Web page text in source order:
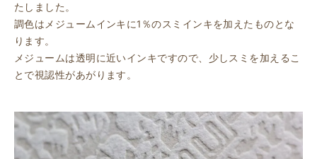
たしました。
調色はメジュームインキに1％のスミインキを加えたものとな
ります。
メジュームは透明に近いインキですので、少しスミを加えるこ
とで視認性があがります。